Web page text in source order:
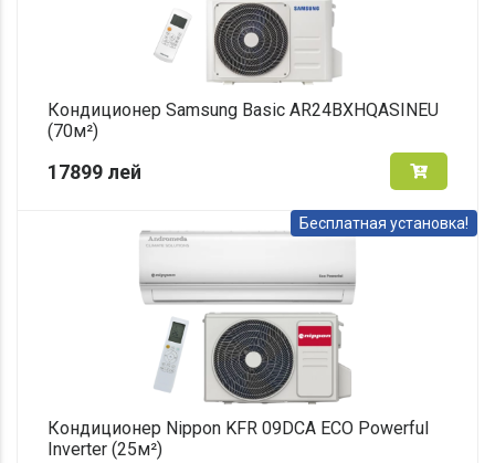
Кондиционер Samsung Basic AR24BXHQASINEU
(70м²)
17899 лей
Бесплатная установка!
Кондиционер Nippon KFR 09DCA ECO Powerful
Inverter (25м²)